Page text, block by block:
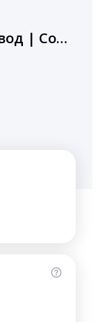
Подслушано Автозавод | Соцгород | Нижний Новгород | Автозаводский район | Метро Парк Культуры | Кировская | Комсомольская | Автозаводская | Пролетарская | ЖК Огни Автозавода | Работа | Вакансии